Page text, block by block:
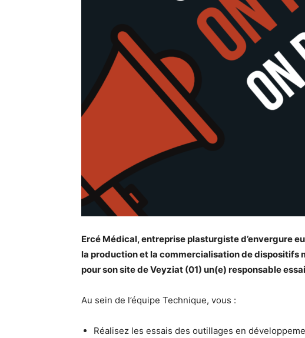
Ercé Médical, entreprise plasturgiste d’envergure
la production et la commercialisation de dispositifs
pour son site de Veyziat (01) un(e) responsable
Au sein de l’équipe Technique, vous :
Réalisez les essais des outillages en